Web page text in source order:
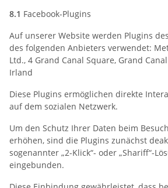
8.1 Facebook-Plugins
Auf unserer Website werden Plugins
des folgenden Anbieters verwendet:
Ltd., 4 Grand Canal Square, Grand
Irland
Diese Plugins ermöglichen direkte
auf dem sozialen Netzwerk.
Um den Schutz Ihrer Daten beim
erhöhen, sind die Plugins zunächst
sogenannter „2-Klick“- oder „Shariff“-
eingebunden.